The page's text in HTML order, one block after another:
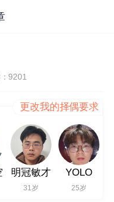
9201
更改我的择偶要求
明冠敏才
31岁
YOLO
25岁